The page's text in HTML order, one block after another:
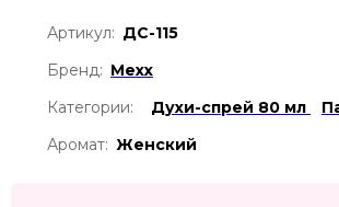
Артикул: ДС-115
Бренд: Mexx
Категории:
Духи-спрей 80 мл
Аромат: Женский